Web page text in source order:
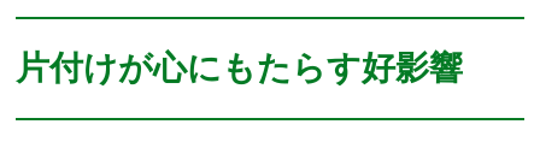
片付けが心にもたらす好影響